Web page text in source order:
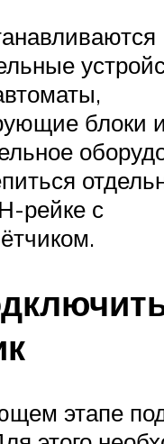
блоки
рейке с
этапе